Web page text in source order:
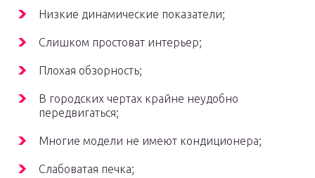
Низкие динамические показатели;
Слишком простоват интерьер;
Плохая обзорность;
В городских чертах крайне неудобно
передвигаться;
Многие модели не имеют кондиционера;
Слабоватая печка;